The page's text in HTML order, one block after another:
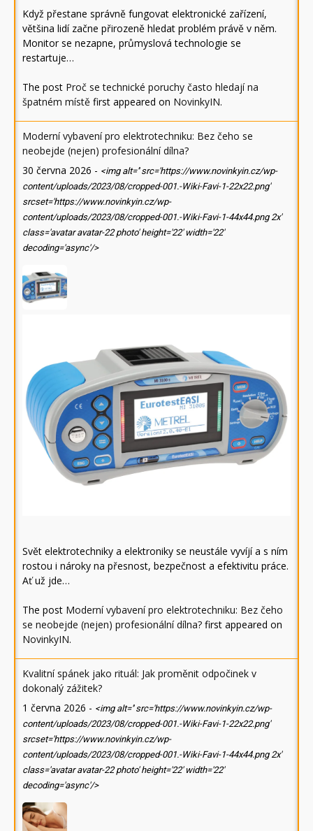
Když přestane správně fungovat elektronické zařízení,
většina lidí začne přirozeně hledat problém právě v něm.
Monitor se nezapne, průmyslová technologie se
restartuje…
The post Proč se technické poruchy často hledají na
špatném místě first appeared on NovinkyIN.
Moderní vybavení pro elektrotechniku: Bez čeho se
neobejde (nejen) profesionální dílna?
30 června 2026 - <img alt='' src='https://www.novinkyin.cz/wp-
content/uploads/2023/08/cropped-001.-Wiki-Favi-1-22x22.png'
srcset='https://www.novinkyin.cz/wp-
content/uploads/2023/08/cropped-001.-Wiki-Favi-1-44x44.png 2x'
class='avatar avatar-22 photo' height='22' width='22'
decoding='async'/>
Svět elektrotechniky a elektroniky se neustále vyvíjí a s ním
rostou i nároky na přesnost, bezpečnost a efektivitu práce.
Ať už jde…
The post Moderní vybavení pro elektrotechniku: Bez čeho
se neobejde (nejen) profesionální dílna? first appeared on
NovinkyIN.
Kvalitní spánek jako rituál: Jak proměnit odpočinek v
dokonalý zážitek?
1 června 2026 - <img alt='' src='https://www.novinkyin.cz/wp-
content/uploads/2023/08/cropped-001.-Wiki-Favi-1-22x22.png'
srcset='https://www.novinkyin.cz/wp-
content/uploads/2023/08/cropped-001.-Wiki-Favi-1-44x44.png 2x'
class='avatar avatar-22 photo' height='22' width='22'
decoding='async'/>